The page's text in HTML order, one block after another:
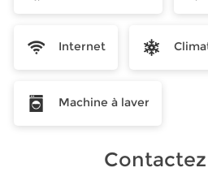
Internet
Machine à laver